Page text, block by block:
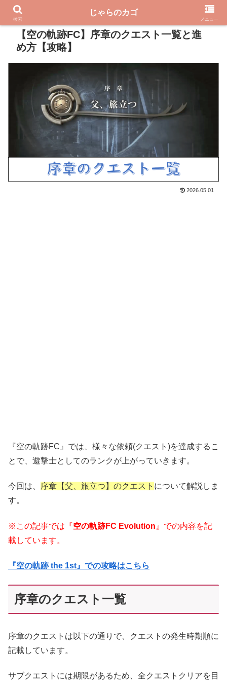
PR
【空の軌跡FC】序章のクエスト一覧と進
め方【攻略】
2026.05.01
『空の軌跡FC』では、様々な依頼(クエスト)を達成するこ
とで、遊撃士としてのランクが上がっていきます。
今回は、 序章【父、旅立つ】のクエスト について解説しま
す。
※この記事では『空の軌跡FC Evolution 』での内容を記
載しています。
『空の軌跡 the 1st』での攻略はこちら
序章のクエスト一覧
序章のクエストは以下の通りで、クエストの発生時期順に
記載しています。
サブクエストには期限があるため、全クエストクリアを目
検索
じゃらのカゴ
メニュー